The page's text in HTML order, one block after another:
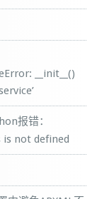
__init__()
报错：
not defined